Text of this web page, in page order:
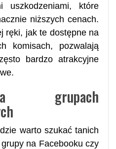
uszkodzeniami, które
niższych cenach.
ręki, jak te dostępne na
komisach, pozwalają
bardzo atrakcyjne
grupach
warto szukać tanich
na Facebooku czy